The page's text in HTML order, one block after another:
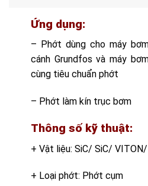
Ứng dụng:
– Phớt dùng cho máy
cánh Grundfos và máy
cùng tiêu chuẩn phớt
– Phớt làm kín trục bơm
Thông số kỹ thuật:
+ Vật liệu: SiC/ SiC/
+ Loại phớt: Phớt cụm